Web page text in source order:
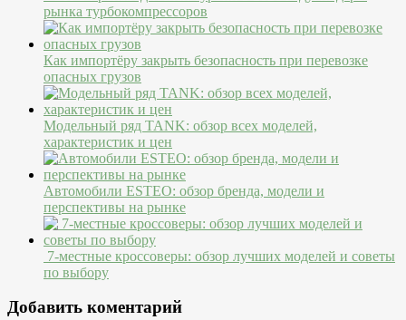
рынка турбокомпрессоров
Как импортёру закрыть безопасность при перевозке
опасных грузов
Модельный ряд TANK: обзор всех моделей,
характеристик и цен
Автомобили ESTEO: обзор бренда, модели и
перспективы на рынке
7-местные кроссоверы: обзор лучших моделей и советы
по выбору
Добавить коментарий